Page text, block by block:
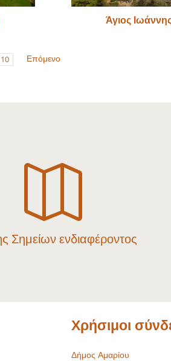
Άγιος
10 Επόμενο

Σημείων ενδιαφέροντος
Χρήσιμοι
Δήμος Αμαρίου